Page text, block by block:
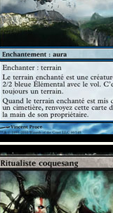
Ritualiste coquesang